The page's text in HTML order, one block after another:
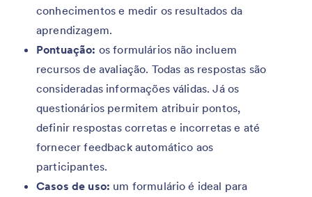
conhecimentos e medir os resultados da
aprendizagem.
Pontuação: os formulários não incluem
recursos de avaliação. Todas as respostas são
consideradas informações válidas. Já os
questionários permitem atribuir pontos,
definir respostas corretas e incorretas e até
fornecer feedback automático aos
participantes.
Casos de uso: um formulário é ideal para